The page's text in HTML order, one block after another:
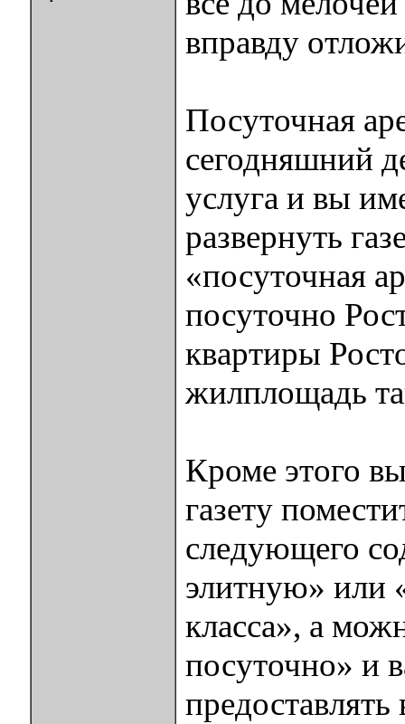
вправду
Посуточная
сегодняшний
услуга и вы
развернуть
«посуточная
посуточно
квартиры
жилплощадь
Кроме этого
газету
следующего
элитную» или
класса», а
посуточно» и